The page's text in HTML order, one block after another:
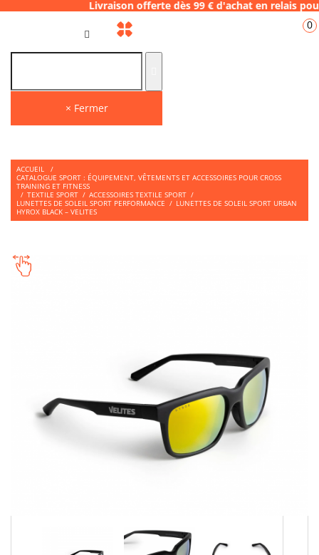
Livraison offerte dès 99 € d'achat en
× Fermer
0
ACCUEIL
/
CATALOGUE SPORT : ÉQUIPEMENT, VÊTEMENTS ET ACCESSOIRES POUR CROSS
TRAINING ET FITNESS
/ TEXTILE SPORT / ACCESSOIRES TEXTILE SPORT /
LUNETTES DE SOLEIL SPORT PERFORMANCE / LUNETTES DE SOLEIL SPORT URBAN
HYROX BLACK – VELITES